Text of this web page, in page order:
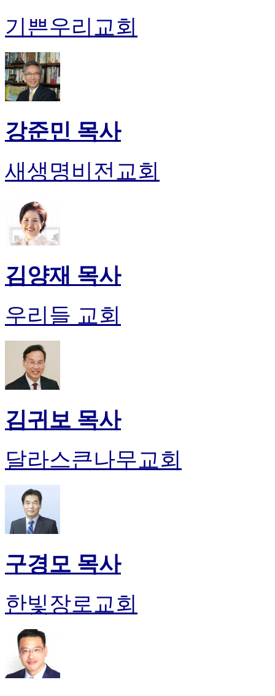
기쁜우리교회
강준민 목사
새생명비전교회
김양재 목사
우리들 교회
김귀보 목사
달라스큰나무교회
구경모 목사
한빛장로교회